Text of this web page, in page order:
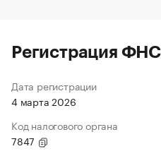
Регистрация ФНС
Дата регистрации
4 марта 2026
Код налогового органа
7847